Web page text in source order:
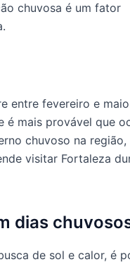
chuvosa é um fator
entre fevereiro e
é mais provável que
chuvoso na região,
visitar Fortaleza
dias
de sol e calor, é